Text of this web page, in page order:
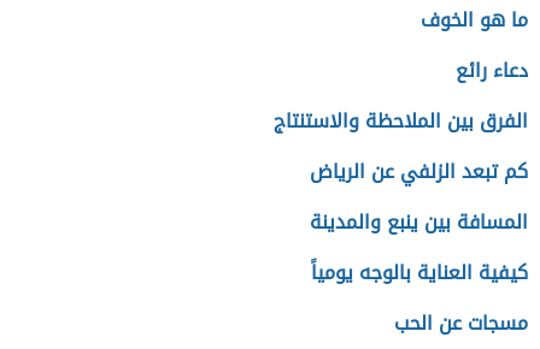
ما هو الخوف
دعاء رائع
الفرق بين الملاحظة والاستنتاج
كم تبعد الزلفي عن الرياض
المسافة بين ينبع والمدينة
كيفية العناية بالوجه يومياً
مسجات عن الحب